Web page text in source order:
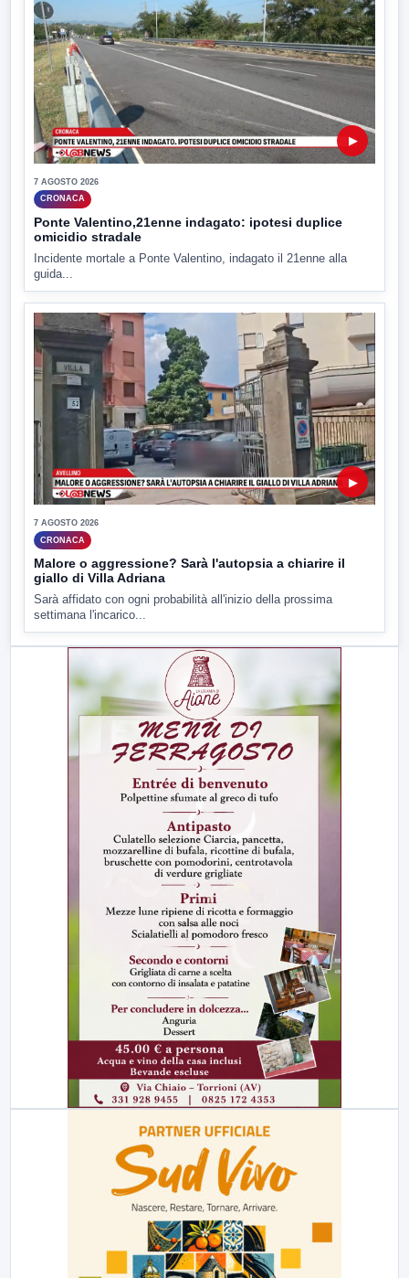
▶
7 AGOSTO 2026
CRONACA
Ponte Valentino,21enne indagato: ipotesi duplice
omicidio stradale
Incidente mortale a Ponte Valentino, indagato il 21enne alla
guida...
▶
7 AGOSTO 2026
CRONACA
Malore o aggressione? Sarà l'autopsia a chiarire il
giallo di Villa Adriana
Sarà affidato con ogni probabilità all'inizio della prossima
settimana l'incarico...